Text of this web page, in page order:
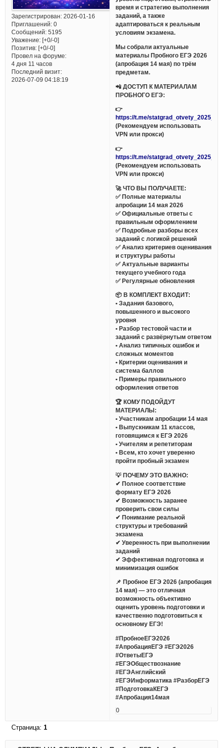
Зарегистрирован: 2026-01-16
Приглашений:0
Сообщений:5195
Уважение: [+0/-0]
Позитив: [+0/-0]
Провел на форуме:
4 дня 11 часов
Последний визит:
2026-07-09 04:18:19
время и стратегию выполнения
заданий, а также
адаптироваться к реальным
условиям экзамена.
Мы собрали актуальные
материалы Пробного ЕГЭ 2026
(апробация 14 мая) по трём
предметам.
📲 ДОСТУП К МАТЕРИАЛАМ
ПРОБНОГО ЕГЭ:
👉
https://t.me/
(Рекомендуем использовать
VPN или прокси)
👉
https://t.me/
(Рекомендуем использовать
VPN или прокси)
🚀 ЧТО ВЫ ПОЛУЧАЕТЕ:
✅ Полные материалы
апробации 14 мая 2026
✅ Официальные ответы с
правильным оформлением
✅ Подробные разборы всех
заданий с логикой решений
✅ Анализ критериев оценивания
и структуры работы
✅ Актуальные варианты
текущего учебного года
✅ Регулярные обновления
📦 В КОМПЛЕКТ ВХОДИТ:
• Задания базового,
повышенного и высокого
уровня
• Разбор тестовой части и
заданий с развёрнутым ответом
• Анализ типичных ошибок и
сложных моментов
• Критерии оценивания и
система баллов
• Примеры правильного
оформления ответов
🏆 КОМУ ПОДОЙДУТ
МАТЕРИАЛЫ:
• Участникам апробации 14 мая
• Выпускникам 11 классов,
готовящимся к ЕГЭ 2026
• Учителям и репетиторам
• Всем, кто хочет уверенно
пройти пробный экзамен
💡 ПОЧЕМУ ЭТО ВАЖНО:
✔ Полное соответствие
формату ЕГЭ 2026
✔ Возможность заранее
проверить свои силы
✔ Понимание реальной
структуры и требований
экзамена
✔ Уверенность при выполнении
заданий
✔ Эффективная подготовка и
минимизация ошибок
📌 Пробное ЕГЭ 2026 (апробация
14 мая) — это отличная
возможность объективно
оценить уровень подготовки и
качественно подготовиться к
основному ЕГЭ!
#ПробноеЕГЭ2026
#АпробацияЕГЭ #ЕГЭ2026
#ОтветыЕГЭ
#ЕГЭОбществознание
#ЕГЭАнглийский
#ЕГЭИнформатика #РазборЕГЭ
#ПодготовкаКЕГЭ
#Апробация14мая
0
Страница: 1